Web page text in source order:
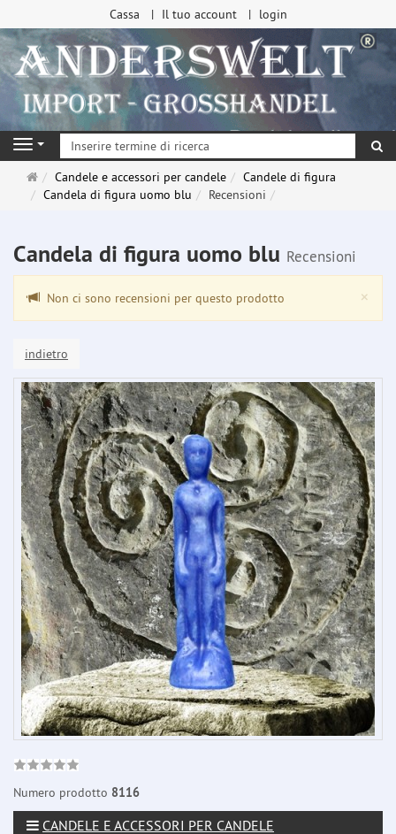
Cassa Il tuo account login
Navigation
Pagina
principale
Candele e accessori per candele
Candele di figura
Candela di figura uomo blu
Recensioni
Candela di figura uomo blu Recensioni
×
Non ci sono recensioni per questo prodotto
indietro
Numero prodotto 8116
CANDELE E ACCESSORI PER CANDELE